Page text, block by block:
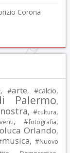
Corona
, #arte, #calcio,
Palermo,
, #cultura,
, #fotografia,
Orlando,
musica, #Nuovo